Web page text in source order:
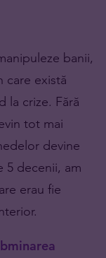
banii,
care există
la crize. Fără
tot mai
devine
5 decenii, am
erau fie